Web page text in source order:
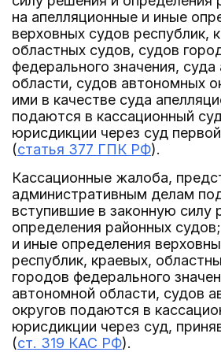
на апелляционные и иные
верховных судов республик,
областных судов, судов
федерального значения,
области, судов автономных
ими в качестве суда
подаются в кассационный
юрисдикции через суд
(статья 377 ГПК РФ).
Кассационные жалоба,
административным делам
вступившие в законную силу
определения районных
и иные определения
республик, краевых,
городов федерального
автономной области, судов
округов подаются в
юрисдикции через суд,
(ст. 319 КАС РФ).